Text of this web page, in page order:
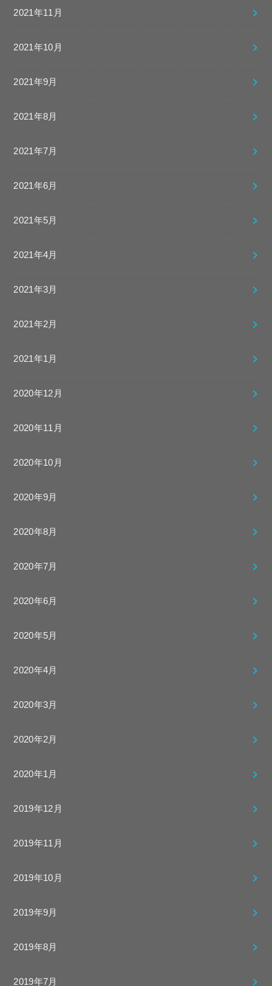
2021年11月
2021年10月
2021年9月
2021年8月
2021年7月
2021年6月
2021年5月
2021年4月
2021年3月
2021年2月
2021年1月
2020年12月
2020年11月
2020年10月
2020年9月
2020年8月
2020年7月
2020年6月
2020年5月
2020年4月
2020年3月
2020年2月
2020年1月
2019年12月
2019年11月
2019年10月
2019年9月
2019年8月
2019年7月